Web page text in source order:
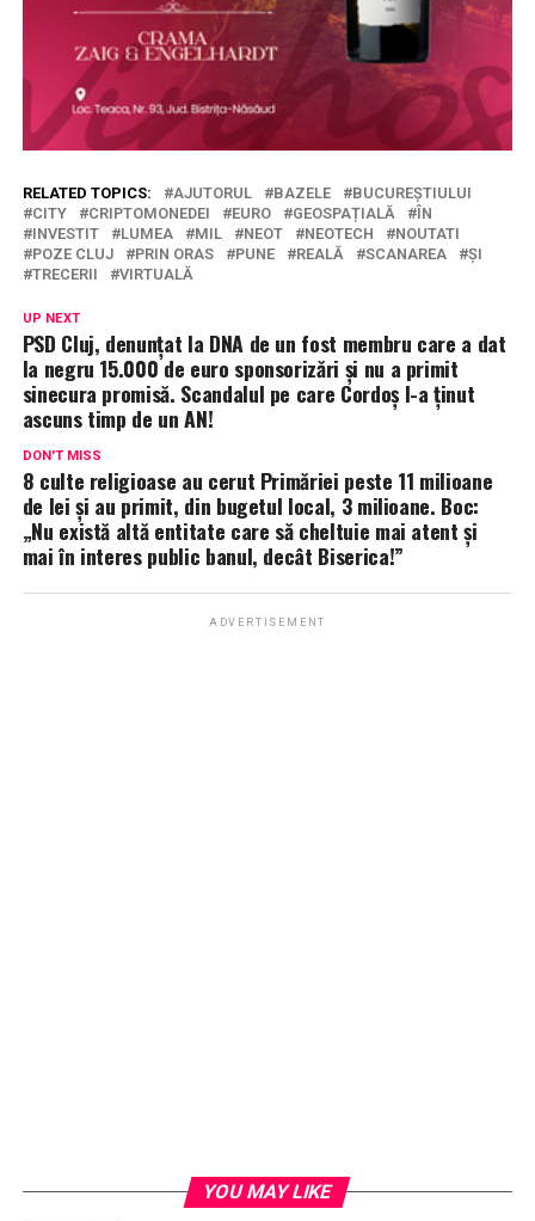
RELATED TOPICS: AJUTORUL BAZELE
BUCUREȘTIULUI
CITY
CRIPTOMONEDEI EURO GEOSPAȚIALĂ
ÎN
INVESTIT
LUMEA MIL NEOT NEOTECH
NOUTATI
POZE CLUJ
PRIN ORAS PUNE REALĂ SCANAREA
ȘI
TRECERII
VIRTUALĂ
UP NEXT
PSD Cluj, denunțat la DNA de un fost membru care a dat
la negru 15.000 de euro sponsorizări și nu a primit
sinecura promisă. Scandalul pe care Cordoș l-a ținut
ascuns timp de un AN!
DON'T MISS
8 culte religioase au cerut Primăriei peste 11 milioane
de lei și au primit, din bugetul local, 3 milioane. Boc:
„Nu există altă entitate care să cheltuie mai atent și
mai în interes public banul, decât Biserica!”
ADVERTISEMENT
YOU MAY LIKE